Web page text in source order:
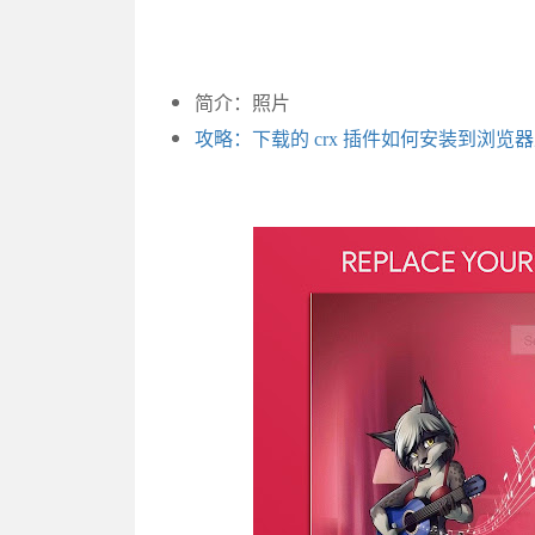
简介：照片
攻略：下载的 crx 插件如何安装到浏览